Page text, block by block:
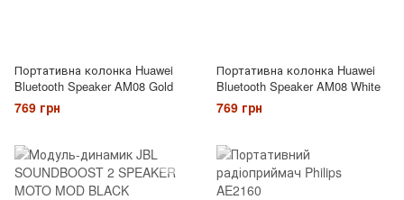
Портативна колонка Huawei
Bluetooth Speaker AM08 Gold
769 грн
Портативна колонка Huawei
Bluetooth Speaker AM08 White
769 грн